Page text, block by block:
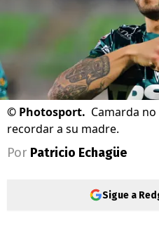
© Photosport. Camarda
recordar a su madre.
Por Patricio Echagüe
Sigue a